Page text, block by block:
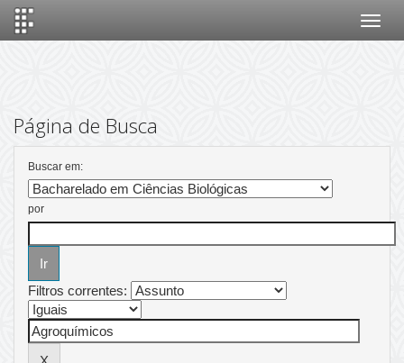
Página de Busca
Buscar em:
por
Filtros correntes: